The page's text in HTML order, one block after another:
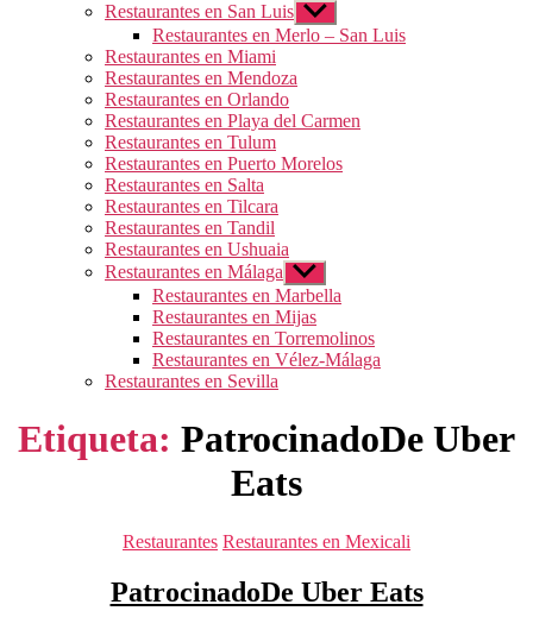
Restaurantes en San Luis Mostrar
el
submenú
Restaurantes en Merlo – San Luis
Restaurantes en Miami
Restaurantes en Mendoza
Restaurantes en Orlando
Restaurantes en Playa del Carmen
Restaurantes en Tulum
Restaurantes en Puerto Morelos
Restaurantes en Salta
Restaurantes en Tilcara
Restaurantes en Tandil
Restaurantes en Ushuaia
Restaurantes en Málaga Mostrar
el
submenú
Restaurantes en Marbella
Restaurantes en Mijas
Restaurantes en Torremolinos
Restaurantes en Vélez-Málaga
Restaurantes en Sevilla
Etiqueta: PatrocinadoDe Uber
Eats
Categorías
Restaurantes Restaurantes en Mexicali
PatrocinadoDe Uber Eats